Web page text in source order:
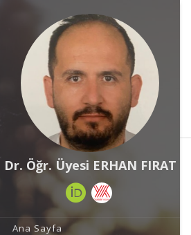
Dr. Öğr. Üyesi ERHAN FIRAT
Ana Sayfa